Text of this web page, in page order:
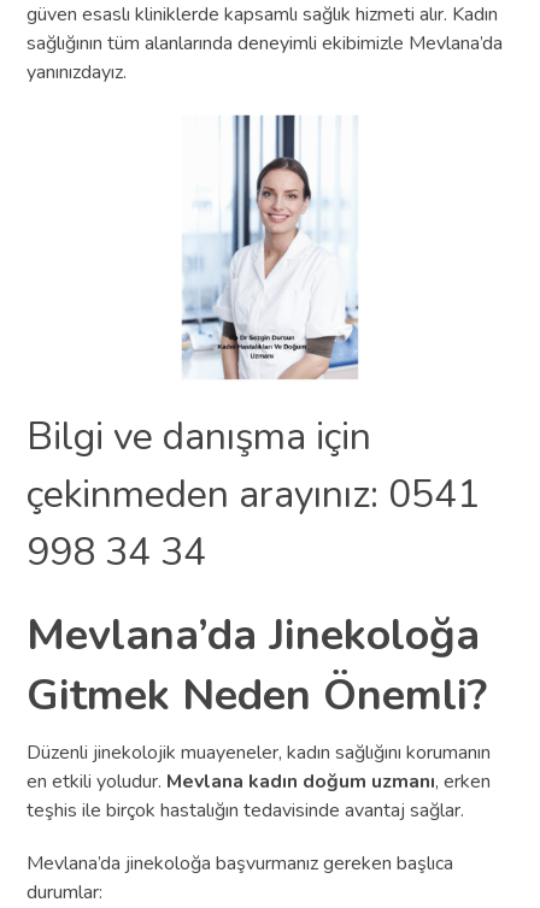
güven esaslı kliniklerde kapsamlı sağlık hizmeti alır. Kadın
sağlığının tüm alanlarında deneyimli ekibimizle Mevlana’da
yanınızdayız.
Bilgi ve danışma için
çekinmeden arayınız: 0541
998 34 34
Mevlana’da Jinekoloğa
Gitmek Neden Önemli?
Düzenli jinekolojik muayeneler, kadın sağlığını korumanın
en etkili yoludur. Mevlana kadın doğum uzmanı, erken
teşhis ile birçok hastalığın tedavisinde avantaj sağlar.
Mevlana’da jinekoloğa başvurmanız gereken başlıca
durumlar: